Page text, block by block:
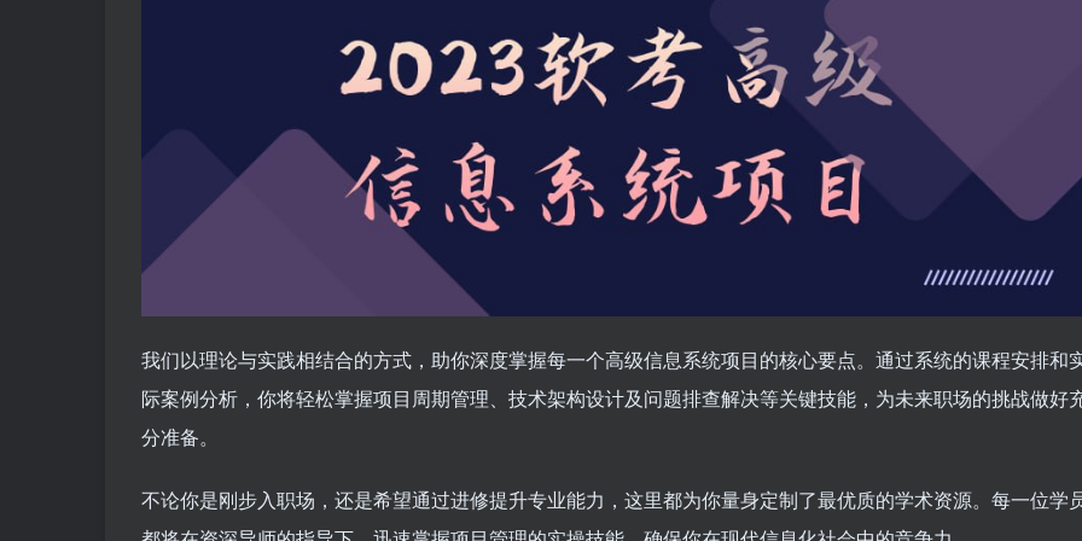
我们以理论与实践相结合的方式，助你深度掌握每一个高级信息系统项目的核心要点。通过系统的课程安排和
际案例分析，你将轻松掌握项目周期管理、技术架构设计及问题排查解决等关键技能，为未来职场的挑战做好
分准备。
不论你是刚步入职场，还是希望通过进修提升专业能力，这里都为你量身定制了最优质的学术资源。每一位学